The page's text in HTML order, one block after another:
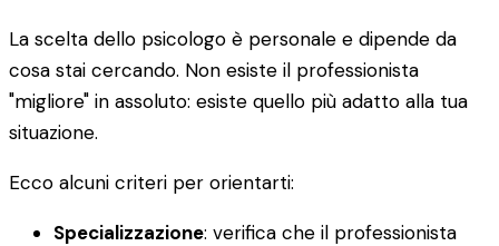
La scelta dello psicologo è personale e dipende da
cosa stai cercando. Non esiste il professionista
"migliore" in assoluto: esiste quello più adatto alla tua
situazione.
Ecco alcuni criteri per orientarti:
Specializzazione: verifica che il professionista